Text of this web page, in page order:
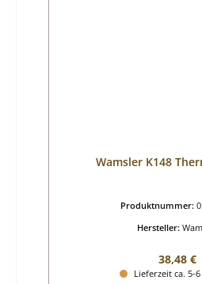
Wamsler K148
Produktnummer:
Hersteller:
38,48 €
Lieferzeit ca. 5-